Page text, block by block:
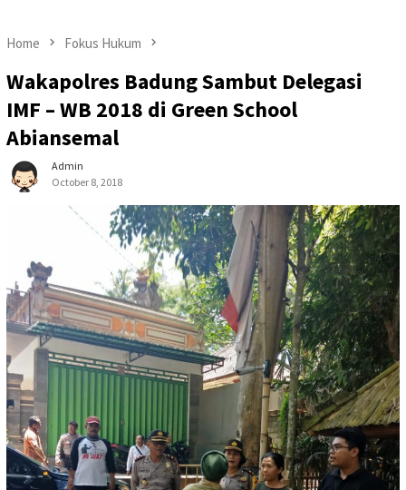
Home Fokus Hukum
Wakapolres Badung Sambut Delegasi
IMF – WB 2018 di Green School
Abiansemal
Admin
October 8, 2018